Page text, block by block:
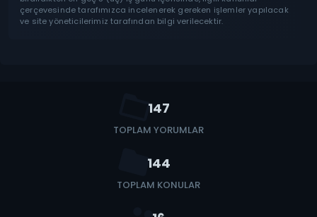
çerçevesinde tarafımızca incelenerek gereken işlemler yapılacak
ve site yöneticilerimiz tarafından bilgi verilecektir.
147
TOPLAM YORUMLAR
144
TOPLAM KONULAR